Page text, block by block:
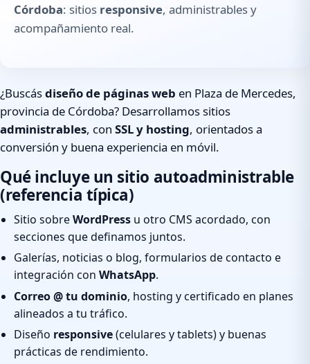
Córdoba: sitios responsive, administrables y
acompañamiento real.
¿Buscásdiseño de páginas web en Plaza de Mercedes,
provincia de Córdoba? Desarrollamos sitios
administrables, con SSL y hosting, orientados a
conversión y buena experiencia en móvil.
Qué incluye un sitio autoadministrable
(referencia típica)
Sitio sobreWordPress u otro CMS acordado, con
secciones que definamos juntos.
Galerías, noticias o blog, formularios de contacto e
integración con WhatsApp.
Correo @ tu dominio, hosting y certificado en planes
alineados a tu tráfico.
Diseño responsive(celulares y tablets) y buenas
prácticas de rendimiento.